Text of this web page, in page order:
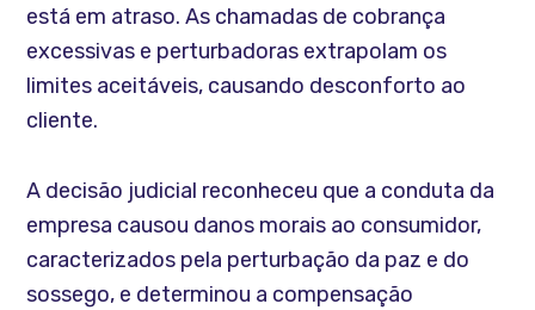
está em atraso. As chamadas de cobrança
excessivas e perturbadoras extrapolam os
limites aceitáveis, causando desconforto ao
cliente.
A decisão judicial reconheceu que a conduta da
empresa causou danos morais ao consumidor,
caracterizados pela perturbação da paz e do
sossego, e determinou a compensação